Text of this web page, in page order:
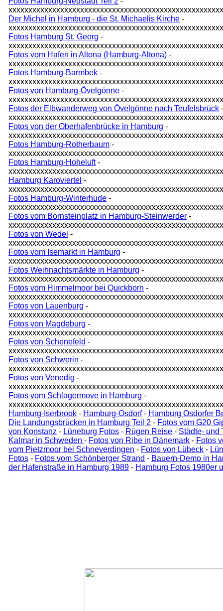
Der Michel in Hamburg - die St. Michaelis Kirche -
Fotos Hamburg St. Georg -
Fotos vom Hafen in Altona (Hamburg-Altona) -
Fotos Hamburg-Barmbek -
Fotos von Hamburg-Övelgönne -
Fotos der Elbwanderweg von Övelgönne nach Teufelsbrück -
Fotos von der Oberhafenbrücke in Hamburg -
Fotos Hamburg-Rotherbaum -
Fotos Hamburg-Hoheluft-
Hamburg Karoviertel -
Fotos Hamburg-Winterhude -
Fotos vom Bornsteinplatz in Hamburg-Steinwerder -
Fotos von Wedel -
Fotos vom Isemarkt in Hamburg -
Fotos Weihnachtsmärkte in Hamburg -
Fotos vom Himmelmoor bei Quickborn -
Fotos von Lauenburg -
Fotos von Magdeburg -
Fotos von Schenefeld -
Fotos von Schwerin -
Fotos von Venedig -
Fotos vom Schlagermove in Hamburg -
Hamburg-Iserbrook - Hamburg-Osdorf- Hamburg Osdorfer
Die Landungsbrücken in Hamburg Teil 2 - Fotos vom G20
von Konstanz - Lüneburg Fotos - Rügen Reise - Städte- und
Kalmar in Schweden - Fotos von Ribe in Dänemark - Fotos
vom Pietzmoor bei Schneverdingen - Fotos von Lübeck -
Fotos - Fotos vom Schönberger Strand - Bauern-Demo in
der Hafenstraße in Hamburg 1989 - Hamburg Fotos 1980er